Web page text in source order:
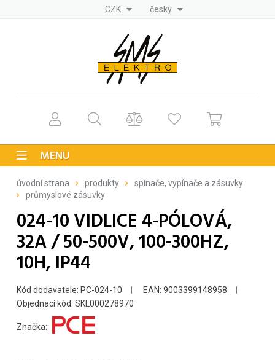
CZK česky
MENU
úvodní strana produkty
spínače, vypínače a zásuvky
průmyslové zásuvky
024-10 VIDLICE 4-PÓLOVÁ,
32A / 50-500V, 100-300HZ,
10H, IP44
Kód dodavatele: PC-024-10
EAN: 9003399148958
Objednací kód: SKL000278970
Značka: